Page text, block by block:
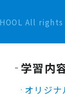
All
学習内
オリジ